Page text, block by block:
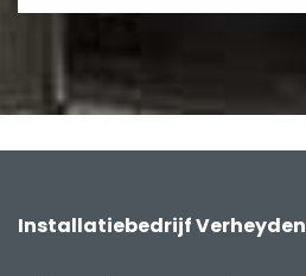
Installatiebedrijf Verheyden